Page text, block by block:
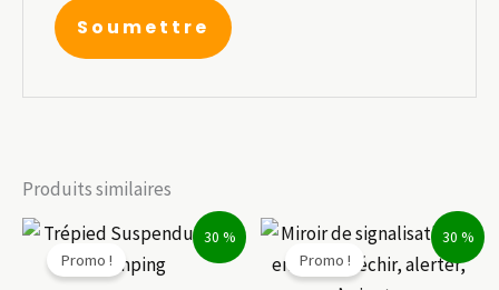
Produits similaires
30 %
Promo !
30 %
Promo !